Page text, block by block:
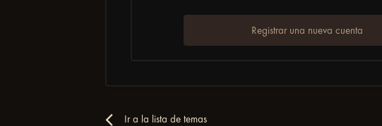
Registrar una nueva cuenta
Ir a la lista de temas